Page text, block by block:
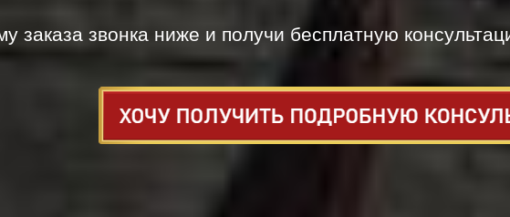
заказа звонка ниже и получи бесплатную